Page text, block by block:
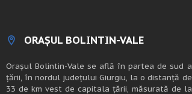
ORAȘUL BOLINTIN-VALE
Oraşul Bolintin-Vale se află în partea de sud a
ţării, în nordul judeţului Giurgiu, la o distanţă de
33 de km vest de capitala țării, măsurată de la